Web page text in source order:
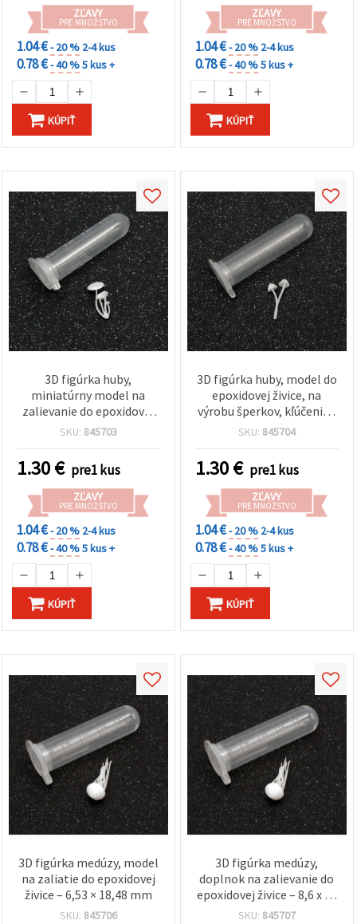
ZĽAVY
PRE MNOŽSTVO
1.04 €- 20 % 2-4 kus
0.78 €- 40 %5 kus +
KÚPIŤ
ZĽAVY
PRE MNOŽSTVO
1.04 €- 20 % 2-4 kus
0.78 €- 40 %5 kus +
KÚPIŤ
3D figúrka huby,
miniatúrny model na
zalievanie do epoxidovej
živice, 13 mm
SKU: 845703
1.30€ pre1 kus
ZĽAVY
PRE MNOŽSTVO
1.04 €- 20 % 2-4 kus
0.78 €- 40 %5 kus +
KÚPIŤ
3D figúrka huby, model do
epoxidovej živice, na
výrobu šperkov, kľúčeniek
a DIY tvorenie, 20 mm
SKU: 845704
1.30€ pre1 kus
ZĽAVY
PRE MNOŽSTVO
1.04 €- 20 % 2-4 kus
0.78 €- 40 %5 kus +
KÚPIŤ
3D figúrka medúzy, model
na zaliatie do epoxidovej
živice – 6,53 × 18,48 mm
SKU: 845706
3D figúrka medúzy,
doplnok na zalievanie do
epoxidovej živice – 8,6 x 25
mm
SKU: 845707